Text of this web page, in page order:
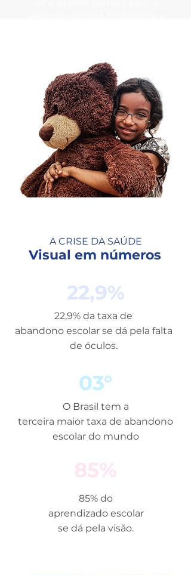
A CRISE DA SAÚDE
Visual em números
22,9%
22,9% da taxa de
abandono escolar se dá pela falta
de óculos.
03°
O Brasil tem a
terceira maior taxa de abandono
escolar do mundo
85%
85% do
aprendizado escolar
se​ dá pela visão.